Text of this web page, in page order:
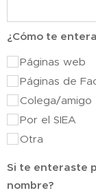
¿Cómo te
Páginas web
Páginas de
Colega/amigo
Por el SIEA
Otra
Si te enteraste
nombre?